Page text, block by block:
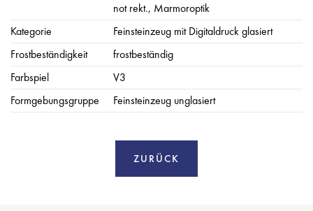
not rekt., Marmoroptik
Kategorie
Feinsteinzeug mit Digitaldruck glasiert
Frostbeständigkeit
frostbeständig
Farbspiel
V3
Formgebungsgruppe
Feinsteinzeug unglasiert
ZURÜCK